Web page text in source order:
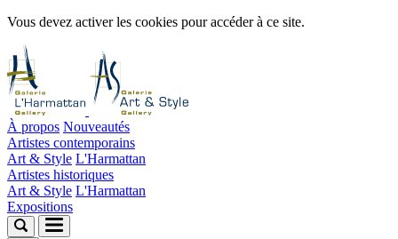
Vous devez activer les cookies pour accéder à ce site.
À propos Nouveautés
Artistes contemporains
Art & Style L'Harmattan
Artistes historiques
Art & Style L'Harmattan
Expositions